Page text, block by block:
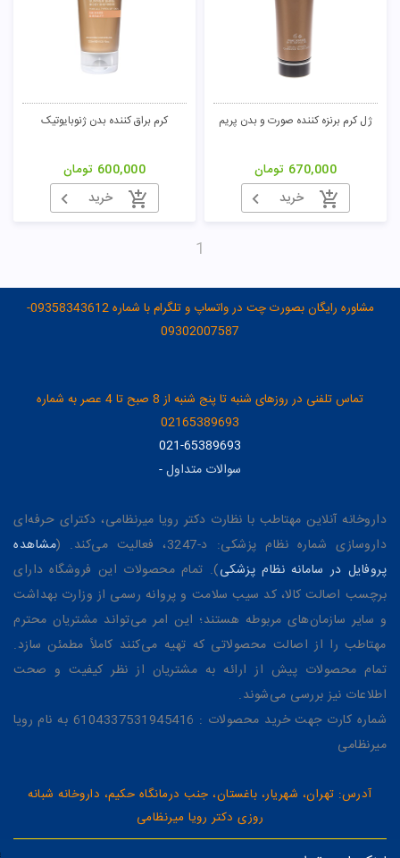
ژل کرم برنزه کننده صورت و بدن پریم
670,000 تومان
خرید
کرم براق کننده بدن ژنوبایوتیک
600,000 تومان
خرید
1
مشاوره رایگان بصورت چت در واتساپ و تلگرام با شماره 09358343612-
09302007587
تماس تلفنی در روزهای شنبه تا پنج شنبه از 8 صبح تا 4 عصر به شماره
02165389693
021-65389693
سوالات متداول-
داروخانه آنلاین مهتاطب با نظارت دکتر رویا میرنظامی، دکترای حرفه‌ای
داروسازی شماره نظام پزشکی: د-3247، فعالیت می‌کند. (
مشاهده
پروفایل در سامانه نظام پزشکی). تمام محصولات این فروشگاه دارای
برچسب اصالت کالا، کد سیب سلامت و پروانه رسمی از وزارت بهداشت
و سایر سازمان‌های مربوطه هستند؛ این امر می‌تواند مشتریان محترم
مهتاطب را از اصالت محصولاتی که تهیه می‌کنند کاملاً مطمئن سازد.
تمام محصولات پیش از ارائه به مشتریان از نظر کیفیت و صحت
اطلاعات نیز بررسی می‌شوند.
شماره کارت جهت خرید محصولات : 6104337531945416 به نام رویا
میرنظامی
آدرس: تهران، شهریار، باغستان، جنب درمانگاه حکیم، داروخانه شبانه
روزی دکتر رویا میرنظامی